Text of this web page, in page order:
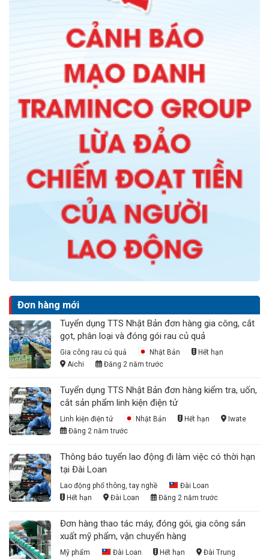
Đơn hàng mới
Tuyển dụng TTS Nhật Bản đơn hàng gia công, cắt
gọt, phân loại và đóng gói rau củ quả
Gia công rau củ quả Nhật Bản
Hết hạn
Aichi
Đăng 2 năm trước
Tuyển dụng TTS Nhật Bản đơn hàng kiểm tra, uốn,
cắt sản phẩm linh kiện điện tử
Linh kiện điện tử Nhật Bản Hết hạn
Iwate
Đăng 2 năm trước
Thông báo tuyển lao động đi làm việc có thời hạn
tại Đài Loan
Lao động phổ thông, tay nghề
Đài Loan
Hết hạn
Đài Loan Đăng 2 năm trước
Đơn hàng thao tác máy, đóng gói, gia công sản
xuất mỹ phẩm, vận chuyển hàng
Mỹ phẩm Đài Loan Hết hạn
Đài Trung